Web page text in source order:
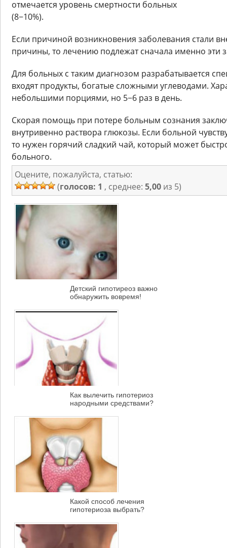
отмечается уровень смертности больных
(8−10%).
Если причиной возникновения заболевания стали
причины, то лечению подлежат сначала именно эти
Для больных с таким диагнозом разрабатывается
входят продукты, богатые сложными углеводами.
небольшими порциями, но 5−6 раз в день.
Скорая помощь при потере больным сознания
внутривенно раствора глюкозы. Если больной
то нужен горячий сладкий чай, который может
больного.
Оцените, пожалуйста, статью:
(голосов: 1 , среднее: 5,00 из 5)
Детский гипотиреоз важно
обнаружить вовремя!
Как вылечить гипотериоз
народными средствами?
Какой способ лечения
гипотериоза выбрать?